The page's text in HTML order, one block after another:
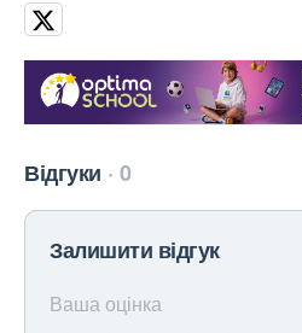
Відгуки 0
Залишити відгук
Ваша оцінка